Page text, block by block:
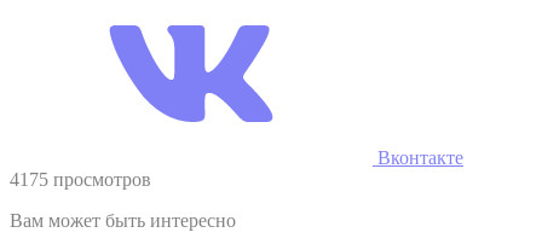
Вконтакте
4175 просмотров
Вам может быть интересно